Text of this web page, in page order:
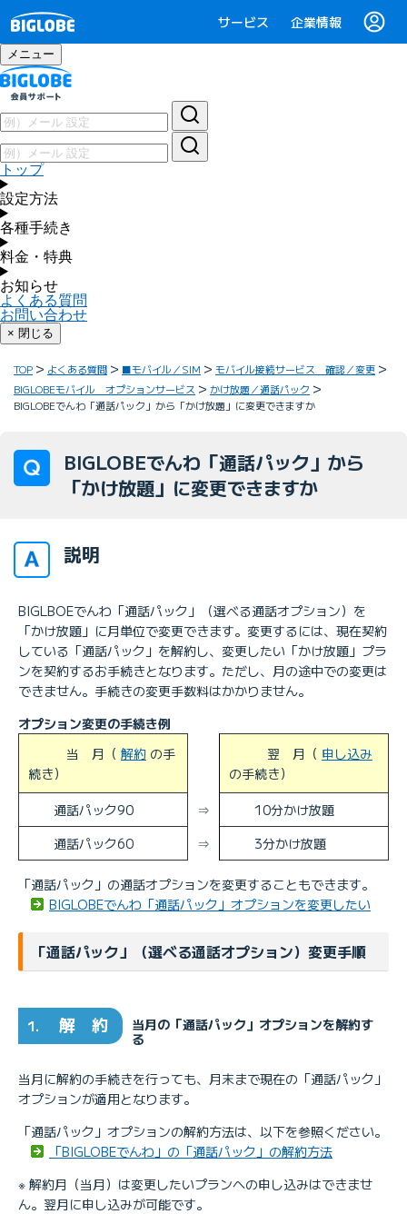
サービス 企業情報
メニュー
トップ
設定方法
各種手続き
料金・特典
お知らせ
よくある質問
お問い合わせ
× 閉じる
TOP よくある質問 ■モバイル／SIM
モバイル接続サービス 確認／変更
BIGLOBEモバイル オプションサービス
かけ放題／通話パック
BIGLOBEでんわ「通話パック」から「かけ放題」に変更できますか
BIGLOBEでんわ「通話パック」から
「かけ放題」に変更できますか
説明
BIGLBOEでんわ「通話パック」（選べる通話オプション）を
「かけ放題」に月単位で変更できます。変更するには、現在契約
している「通話パック」を解約し、変更したい「かけ放題」プラ
ンを契約するお手続きとなります。ただし、月の途中での変更は
できません。手続きの変更手数料はかかりません。
オプション変更の手続き例
当 月（ 解約 の手
続き）
翌 月（ 申し込み
の手続き）
通話パック90
⇒
10分かけ放題
通話パック60
⇒ 3分かけ放題
「通話パック」の通話オプションを変更することもできます。
BIGLOBEでんわ「通話パック」オプションを変更したい
「通話パック」（選べる通話オプション）変更手順
1. 解 約
当月の「通話パック」オプションを解約す
る
当月に解約の手続きを行っても、月末まで現在の「通話パック」
オプションが適用となります。
「通話パック」オプションの解約方法は、以下を参照ください。
「BIGLOBEでんわ」の「通話パック」の解約方法
※ 解約月（当月）は変更したいプランへの申し込みはできませ
ん。翌月に申し込みが可能です。